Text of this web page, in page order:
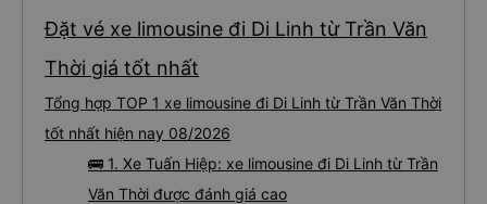
Đặt vé xe limousine đi Di Linh từ Trần Văn
Thời giá tốt nhất
Tổng hợp TOP 1 xe limousine đi Di Linh từ Trần Văn Thời
tốt nhất hiện nay 08/2026
🚌 1. Xe Tuấn Hiệp: xe limousine đi Di Linh từ Trần
Văn Thời được đánh giá cao